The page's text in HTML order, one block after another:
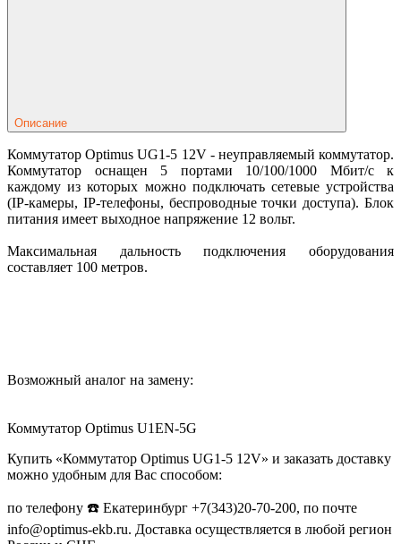
Описание
Коммутатор Optimus UG1-5 12V - неуправляемый коммутатор.
Коммутатор оснащен 5 портами 10/100/1000 Мбит/с к
каждому из которых можно подключать сетевые устройства
(IP-камеры, IP-телефоны, беспроводные точки доступа). Блок
питания имеет выходное напряжение 12 вольт.
Максимальная дальность подключения оборудования
составляет 100 метров.
Возможный аналог на замену:
Коммутатор Optimus U1EN-5G
Купить «Коммутатор Optimus UG1-5 12V» и заказать доставку
можно удобным для Вас способом:
по телефону ☎️ Екатеринбург +7(343)20-70-200, по почте
info@optimus-ekb.ru. Доставка осуществляется в любой регион